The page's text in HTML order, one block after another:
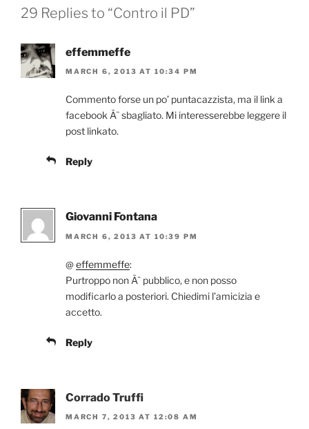
29 Replies to “Contro il PD”
effemmeffe
MARCH 6, 2013 AT 10:34 PM
Commento forse un po’ puntacazzista, ma il link a
facebook Ã¨ sbagliato. Mi interesserebbe leggere il
post linkato.
Reply
Giovanni Fontana
MARCH 6, 2013 AT 10:39 PM
@effemmeffe:
Purtroppo non Ã¨ pubblico, e non posso
modificarlo a posteriori. Chiedimi l’amicizia e
accetto.
Reply
Corrado Truffi
MARCH 7, 2013 AT 12:08 AM